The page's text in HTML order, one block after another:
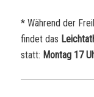
* Während der
findet das
statt: Montag 17